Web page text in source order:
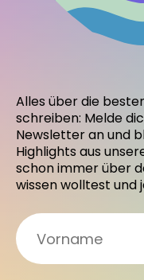
Alles über die
schreiben: Melde
Newsletter an und
Highlights aus
schon immer über
wissen wolltest und